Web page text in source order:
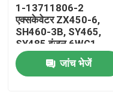
हमारे बारे में
कारखाना भ्रमण
गुणवत्ता नियंत्रण
1-13711806-2
एक्सकेवेटर ZX450-6,
SH460-3B, SY465,
SY485 इंजन 6WG1,
6UZ1, 6WF1, 6WA1
लिए थर्मोस्टेट कवर
जांच भेजें